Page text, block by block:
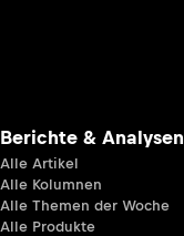
Berichte & Analysen
Alle Artikel
Alle Kolumnen
Alle Themen der Woche
Alle Produkte